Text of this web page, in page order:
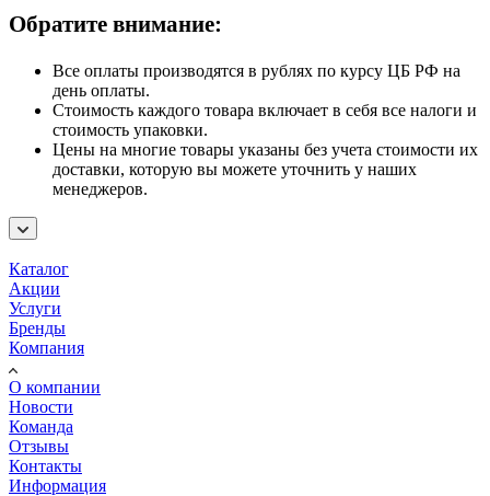
Обратите внимание:
Все оплаты производятся в рублях по курсу ЦБ РФ на
день оплаты.
Стоимость каждого товара включает в себя все налоги и
стоимость упаковки.
Цены на многие товары указаны без учета стоимости их
доставки, которую вы можете уточнить у наших
менеджеров.
Каталог
Акции
Услуги
Бренды
Компания
О компании
Новости
Команда
Отзывы
Контакты
Информация